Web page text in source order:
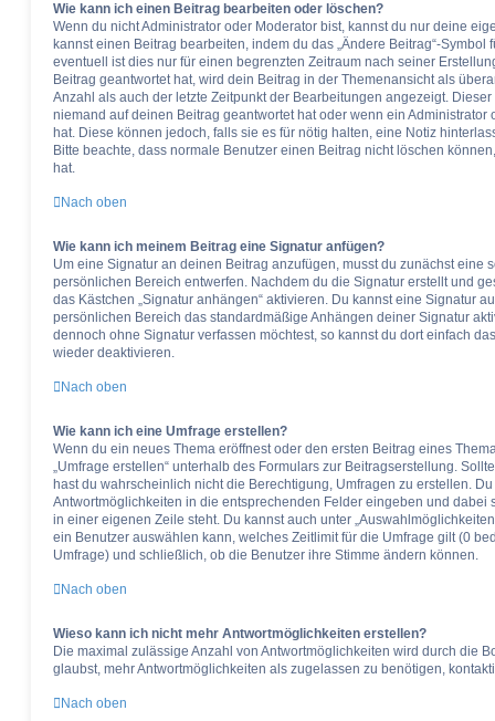
Wie kann ich einen Beitrag bearbeiten oder löschen?
Wenn du nicht Administrator oder Moderator bist, kannst du nur deine
kannst einen Beitrag bearbeiten, indem du das „Ändere Beitrag“-
eventuell ist dies nur für einen begrenzten Zeitraum nach seiner
Beitrag geantwortet hat, wird dein Beitrag in der Themenansicht als
Anzahl als auch der letzte Zeitpunkt der Bearbeitungen angezeigt.
niemand auf deinen Beitrag geantwortet hat oder wenn ein
hat. Diese können jedoch, falls sie es für nötig halten, eine Notiz
Bitte beachte, dass normale Benutzer einen Beitrag nicht löschen
hat.
Nach oben
Wie kann ich meinem Beitrag eine Signatur anfügen?
Um eine Signatur an deinen Beitrag anzufügen, musst du zunächst eine
persönlichen Bereich entwerfen. Nachdem du die Signatur erstellt und
das Kästchen „Signatur anhängen“ aktivieren. Du kannst eine Signatur
persönlichen Bereich das standardmäßige Anhängen deiner Signatur
dennoch ohne Signatur verfassen möchtest, so kannst du dort einfach
wieder deaktivieren.
Nach oben
Wie kann ich eine Umfrage erstellen?
Wenn du ein neues Thema eröffnest oder den ersten Beitrag eines
„Umfrage erstellen“ unterhalb des Formulars zur Beitragserstellung.
hast du wahrscheinlich nicht die Berechtigung, Umfragen zu erstellen.
Antwortmöglichkeiten in die entsprechenden Felder eingeben und dabei
in einer eigenen Zeile steht. Du kannst auch unter
ein Benutzer auswählen kann, welches Zeitlimit für die Umfrage gilt (0
Umfrage) und schließlich, ob die Benutzer ihre Stimme ändern können.
Nach oben
Wieso kann ich nicht mehr Antwortmöglichkeiten erstellen?
Die maximal zulässige Anzahl von Antwortmöglichkeiten wird durch die
glaubst, mehr Antwortmöglichkeiten als zugelassen zu benötigen,
Nach oben